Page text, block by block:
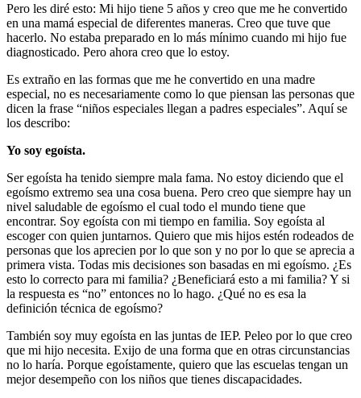
Pero les diré esto: Mi hijo tiene 5 años y creo que me he convertido
en una mamá especial de diferentes maneras. Creo que tuve que
hacerlo. No estaba preparado en lo más mínimo cuando mi hijo fue
diagnosticado. Pero ahora creo que lo estoy.
Es extraño en las formas que me he convertido en una madre
especial, no es necesariamente como lo que piensan las personas que
dicen la frase “niños especiales llegan a padres especiales”. Aquí se
los describo:
Yo soy egoísta.
Ser egoísta ha tenido siempre mala fama. No estoy diciendo que el
egoísmo extremo sea una cosa buena. Pero creo que siempre hay un
nivel saludable de egoísmo el cual todo el mundo tiene que
encontrar. Soy egoísta con mi tiempo en familia. Soy egoísta al
escoger con quien juntarnos. Quiero que mis hijos estén rodeados de
personas que los aprecien por lo que son y no por lo que se aprecia a
primera vista. Todas mis decisiones son basadas en mi egoísmo. ¿Es
esto lo correcto para mi familia? ¿Beneficiará esto a mi familia? Y si
la respuesta es “no” entonces no lo hago. ¿Qué no es esa la
definición técnica de egoísmo?
También soy muy egoísta en las juntas de IEP. Peleo por lo que creo
que mi hijo necesita. Exijo de una forma que en otras circunstancias
no lo haría. Porque egoístamente, quiero que las escuelas tengan un
mejor desempeño con los niños que tienes discapacidades.